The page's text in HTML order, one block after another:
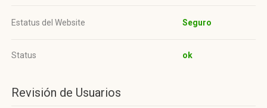
Estatus del Website Seguro
Status ok
Revisión de Usuarios